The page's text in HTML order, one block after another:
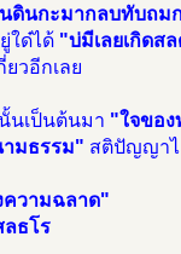
ดินกะมากลบทับถม
ใด๋ได้ "บ่มีเลยเกิดส
ยวอีกเลย
นเป็นต้นมา "ใจขอ
มธรรม" สติปัญญา
ความฉลาด"
ลธโร